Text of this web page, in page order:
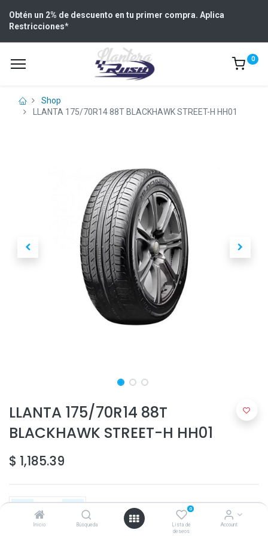
Inicio Búsqueda
0
Lista de
deseos
Account
Obtén un 2% de descuento en tu primer compra. Aplica
Restricciones*
0
Shop
LLANTA 175/70R14 88T BLACKHAWK STREET-H HH01
LLANTA 175/70R14 88T
BLACKHAWK STREET-H HH01
$ 1,185.39